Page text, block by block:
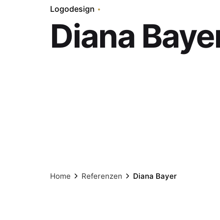
Logodesign
Diana
Home Referenzen Diana Bayer